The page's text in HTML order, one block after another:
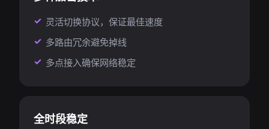
灵活切换协议，保证最佳速度
多路由冗余避免掉线
多点接入确保网络稳定
全时段稳定